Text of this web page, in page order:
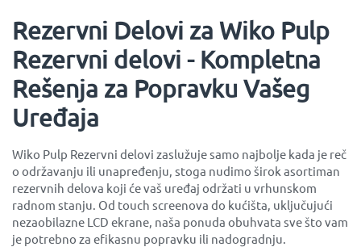
Rezervni Delovi za Wiko Pulp
Rezervni delovi - Kompletna
Rešenja za Popravku Vašeg
Uređaja
Wiko Pulp Rezervni delovi zaslužuje samo najbolje kada je reč
o održavanju ili unapređenju, stoga nudimo širok asortiman
rezervnih delova koji će vaš uređaj održati u vrhunskom
radnom stanju. Od touch screenova do kućišta, uključujući
nezaobilazne LCD ekrane, naša ponuda obuhvata sve što vam
je potrebno za efikasnu popravku ili nadogradnju.